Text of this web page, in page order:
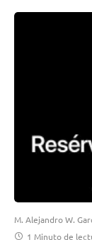
M. Alejandro W.
1 Minuto de